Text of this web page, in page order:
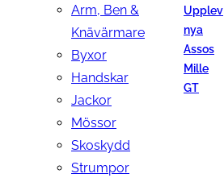
Arm, Ben &
Knävärmare
Byxor
Handskar
Jackor
Mössor
Skoskydd
Strumpor
Upplev
nya
Assos
Mille
GT